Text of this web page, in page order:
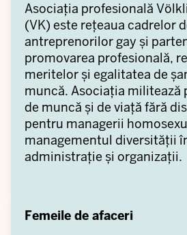
Asociația profesională
(VK) este rețeaua cadrelor
antreprenorilor gay și
promovarea profesională,
meritelor și egalitatea de
muncă. Asociația militează
de muncă și de viață fără
pentru managerii
managementul diversității
administrație și organizații.
Femeile de afaceri